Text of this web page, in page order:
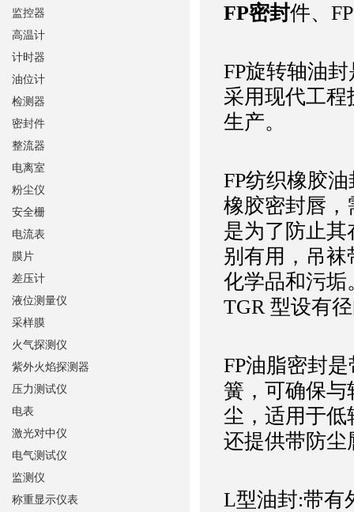
FP密封件、
FP旋转轴油
采用现代工
生产。
FP纺织橡胶
橡胶密封唇，
是为了防止
别有用，吊
化学品和污垢
TGR 型设有
FP油脂密封
簧，可确保
尘，适用于低
还提供带防尘
L型油封:带有
监控器
高温计
计时器
油位计
检测器
密封件
整流器
电离室
粉尘仪
安全栅
电流表
膜片
差压计
液位测量仪
采样膜
火气探测仪
紫外火焰探测器
压力测试仪
电表
激光对中仪
电气测试仪
监测仪
称重显示仪表